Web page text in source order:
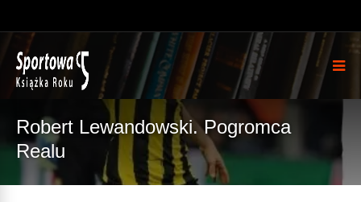
Robert Lewandowski. Pogromca
Realu